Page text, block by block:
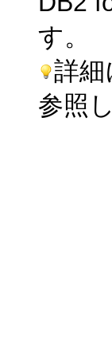
す。
詳細
参照